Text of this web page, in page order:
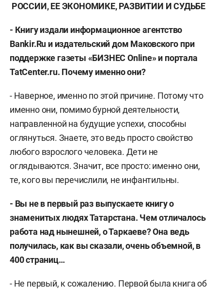
РОССИИ, ЕЕ ЭКОНОМИКЕ, РАЗВИТИИ И СУДЬБЕ
- Книгу издали информационное агентство
Bankir.Ru и издательский дом Маковского при
поддержке газеты «БИЗНЕС Online» и портала
TatCenter.ru. Почему именно они?
- Наверное, именно по этой причине. Потому что
именно они, помимо бурной деятельности,
направленной на будущие успехи, способны
оглянуться. Знаете, это ведь просто свойство
любого взрослого человека. Дети не
оглядываются. Значит, все просто: именно они,
те, кого вы перечислили, не инфантильны.
- Вы не в первый раз выпускаете книгу о
знаменитых людях Татарстана. Чем отличалось
работа над нынешней, о Таркаеве? Она ведь
получилась, как вы сказали, очень объемной, в
400 страниц…
- Не первый, к сожалению. Первой была книга об